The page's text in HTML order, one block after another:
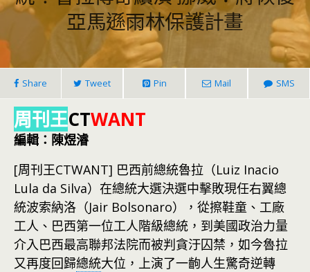
亞馬遜雨林保護計畫
Share Tweet Pin Mail SMS
周刊王CTWANT
編輯：陳煜濬
[周刊王CTWANT] 巴西前總統魯拉（Luiz Inacio
Lula da Silva）在總統大選決選中擊敗現任右翼總
統波索納洛（Jair Bolsonaro），從擦鞋童、工廠
工人、巴西第一位工人階級總統，到美國政治力量
介入巴西最高聯邦法院而被判貪汙囚禁，如今魯拉
又再度回歸總統大位，上演了一齣人生驚奇逆轉